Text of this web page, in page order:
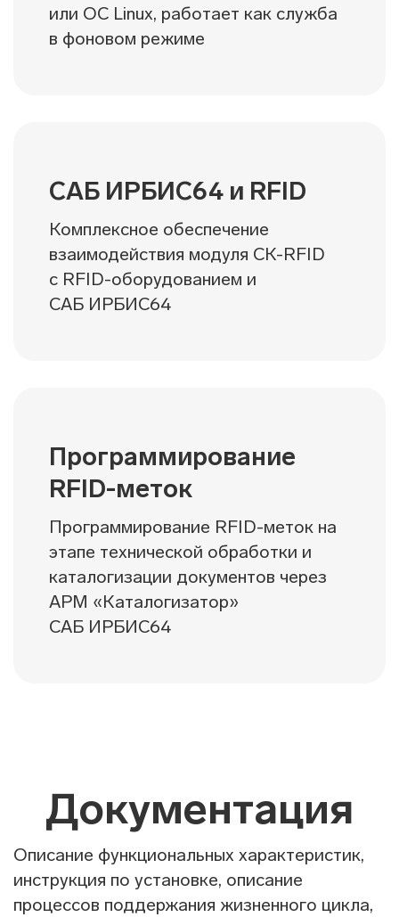
или ОС Linux, работает как служба
в фоновом режиме
САБ ИРБИС64 и RFID
Комплексное обеспечение
взаимодействия модуля СК-RFID
c RFID-оборудованием и
САБ ИРБИС64
Программирование
RFID-меток
Программирование RFID-меток на
этапе технической обработки и
каталогизации документов через
АРМ «Каталогизатор»
САБ ИРБИС64
Документация
Описание функциональных характеристик,
инструкция по установке, описание
процессов поддержания жизненного цикла,